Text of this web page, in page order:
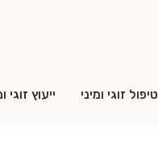
טיפול זוגי ומיני ייעוץ זוגי